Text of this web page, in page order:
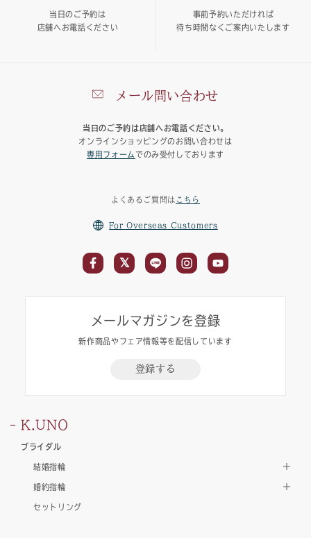
メール問い合わせ
当日のご予約は店舗へお電話ください。
オンラインショッピングのお問い合わせは
専用フォーム でのみ受付しております
当日のご予約は
店舗へお電話ください
事前予約いただければ
待ち時間なくご案内いたします
よくあるご質問は こちら
For Overseas Customers
メールマガジンを登録
新作商品やフェア情報等を配信しています
登録する
K.UNO
ブライダル
結婚指輪
婚約指輪
セットリング